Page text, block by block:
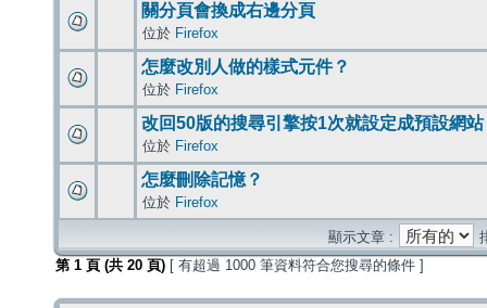
關分頁會換成右邊分頁
位於 Firefox
怎麼改別人做的樣式元件？
位於 Firefox
改回50版的搜尋引擎按1次就設定成預設網站
位於 Firefox
怎麼刪除記憶？
位於 Firefox
顯示文章 :
第 1 頁 (共 20 頁) [ 有超過 1000 筆資料符合您搜尋的條件 ]